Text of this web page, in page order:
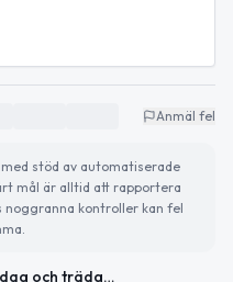
Anmäl fel
stöd av automatiserade
mål är alltid att rapportera
noggranna kontroller kan fel
Världshavens dag och trädgårdsförsäljning i kväll